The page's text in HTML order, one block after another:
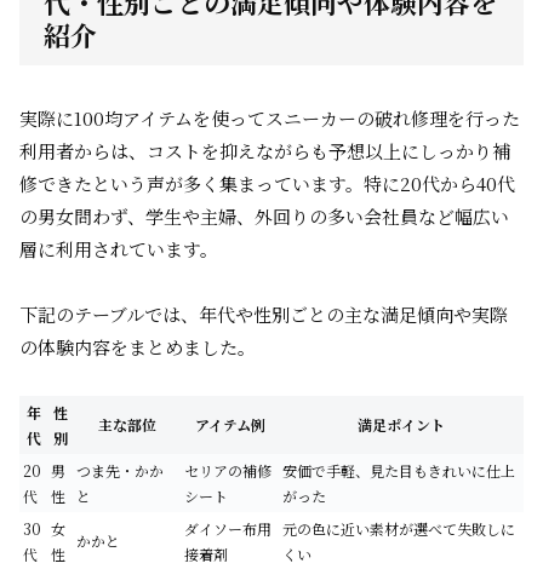
紹介
実際に100均アイテムを使ってスニーカーの破れ修理を行った
利用者からは、コストを抑えながらも予想以上にしっかり補
修できたという声が多く集まっています。特に20代から40代
の男女問わず、学生や主婦、外回りの多い会社員など幅広い
層に利用されています。
下記のテーブルでは、年代や性別ごとの主な満足傾向や実際
の体験内容をまとめました。
年
代
性
別
主な部位 アイテム例 満足ポイント
20
代
男
性
つま先・かか
と
セリアの補修
シート
安価で手軽、見た目もきれいに仕上
がった
30
代
女
性
かかと
ダイソー布用
接着剤
元の色に近い素材が選べて失敗しに
くい